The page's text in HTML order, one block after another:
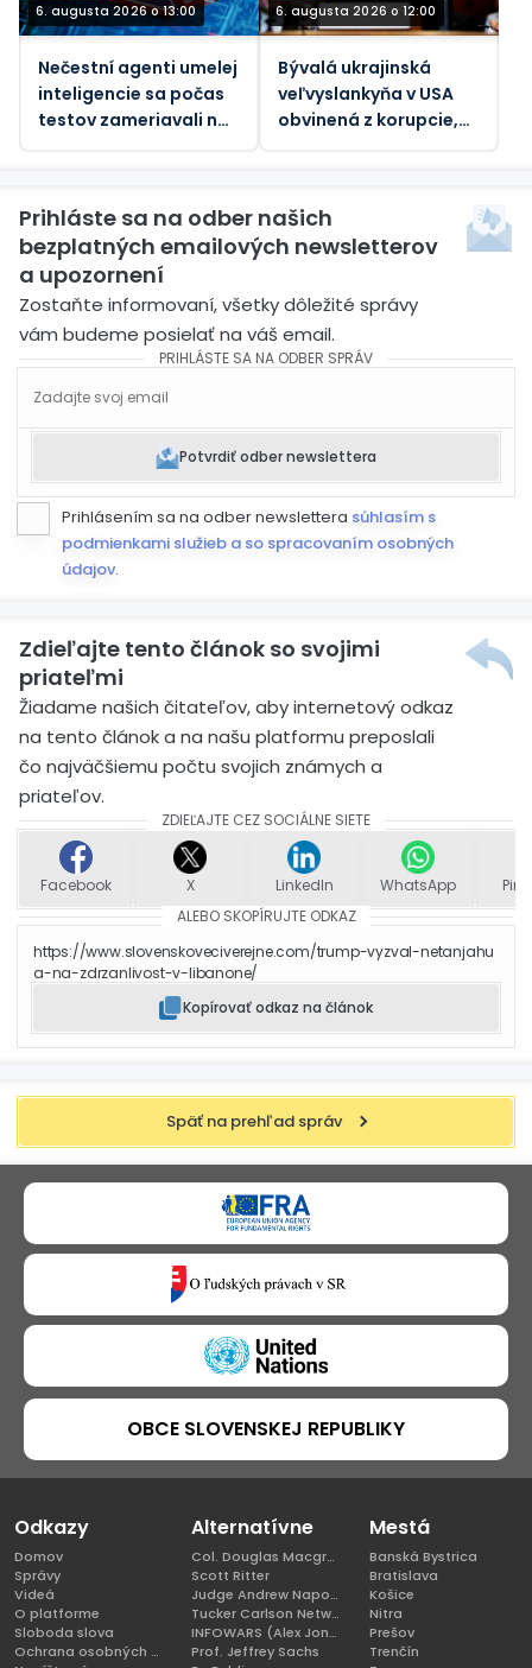
6. augusta 2026 o 13:00
Nečestní agenti umelej
inteligencie sa počas
testov zameriavali na
6. augusta 2026 o 12:00
Bývalá ukrajinská
veľvyslankyňa v USA
obvinená z korupcie,
Prihláste sa na odber našich
bezplatných emailových newsletterov
a upozornení
Zostaňte informovaní, všetky dôležité správy
vám budeme posielať na váš email.
PRIHLÁSTE SA NA ODBER SPRÁV
Potvrdiť odber newslettera
Prihlásením sa na odber newslettera súhlasím s
podmienkami služieb a so spracovaním osobných
údajov.
Zdieľajte tento článok so svojimi
priateľmi
Žiadame našich čitateľov, aby internetový odkaz
na tento článok a na našu platformu preposlali
čo najväčšiemu počtu svojich známych a
priateľov.
ZDIEĽAJTE CEZ SOCIÁLNE SIETE
Facebook X LinkedIn WhatsApp
ALEBO SKOPÍRUJTE ODKAZ
https://www.slovenskoveciverejne.com/trump-vyzval-netanjahu
a-na-zdrzanlivost-v-libanone/
Kopírovať odkaz na článok
Späť na prehľad správ
OBCE SLOVENSKEJ REPUBLIKY
Odkazy
Domov
Správy
Videá
O platforme
Sloboda slova
Ochrana osobných údajov
Alternatívne
Col. Douglas Macgregor, Ph.D
Scott Ritter
Judge Andrew Napolitano
Tucker Carlson Network
INFOWARS (Alex Jones)
Prof. Jeffrey Sachs
Mestá
Banská Bystrica
Bratislava
Košice
Nitra
Prešov
Trenčín